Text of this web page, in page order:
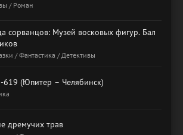
/ Роман
сорванцов: Музей восковых фигур. Бал
/ Фантастика / Детективы
619 (Юпитер – Челябинск)
дремучих трав